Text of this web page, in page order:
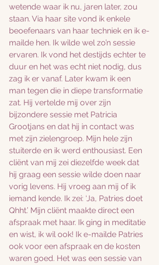
wetende waar ik nu, jaren later, zou
staan. Via haar site vond ik enkele
beoefenaars van haar techniek en ik e-
mailde hen. Ik wilde wel zo’n sessie
ervaren. Ik vond het destijds echter te
duur en het was echt niet nodig, dus
zag ik er vanaf. Later kwam ik een
man tegen die in diepe transformatie
zat. Hij vertelde mij over zijn
bijzondere sessie met Patricia
Grootjans en dat hij in contact was
met zijn zielengroep. Mijn hele zijn
stuiterde en ik werd enthousiast. Een
cliënt van mij zei diezelfde week dat
hij graag een sessie wilde doen naar
vorig levens. Hij vroeg aan mij of ik
iemand kende. Ik zei: ‘Ja, Patries doet
Qhht.’ Mijn cliënt maakte direct een
afspraak met haar. Ik ging in meditatie
en wist, ik wil ook! Ik e-mailde Patries
ook voor een afspraak en de kosten
waren goed. Het was een sessie van